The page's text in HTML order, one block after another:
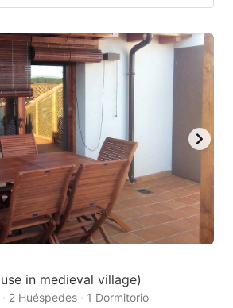
in medieval village)
2 Huéspedes · 1 Dormitorio